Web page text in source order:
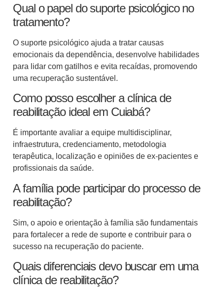
Qual o papel do suporte psicológico no
tratamento?
O suporte psicológico ajuda a tratar causas
emocionais da dependência, desenvolve habilidades
para lidar com gatilhos e evita recaídas, promovendo
uma recuperação sustentável.
Como posso escolher a clínica de
reabilitação ideal em Cuiabá?
É importante avaliar a equipe multidisciplinar,
infraestrutura, credenciamento, metodologia
terapêutica, localização e opiniões de ex-pacientes e
profissionais da saúde.
A família pode participar do processo de
reabilitação?
Sim, o apoio e orientação à família são fundamentais
para fortalecer a rede de suporte e contribuir para o
sucesso na recuperação do paciente.
Quais diferenciais devo buscar em uma
clínica de reabilitação?